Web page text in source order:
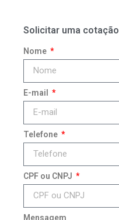
Solicitar uma cotação
Nome
E-mail
Telefone
CPF ou CNPJ
Mensagem